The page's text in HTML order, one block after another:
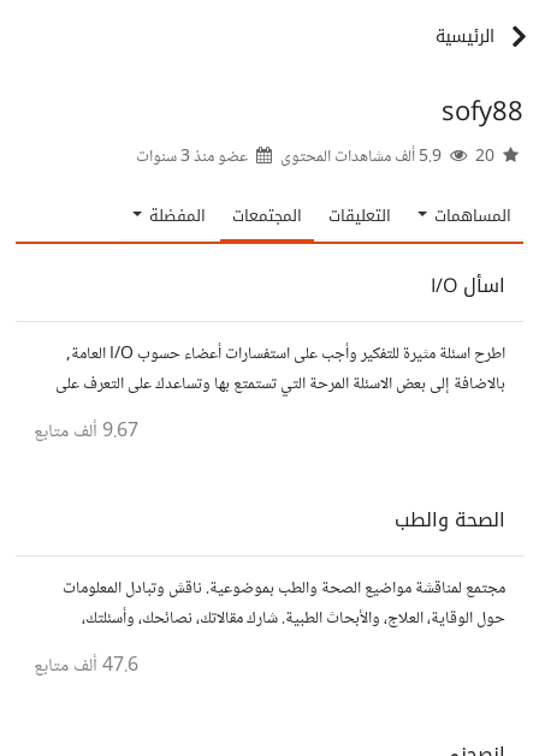
الرئيسية
sofy88
عضو منذ3 سنوات
المساهمات التعليقات المجتمعات المفضلة
اسأل I/O
اطرح اسئلة مثيرة للتفكير وأجب على استفسارات أعضاء حسوب I/O العامة,
بالاضافة إلى بعض الاسئلة المرحة التي تستمتع بها وتساعدك على التعرف على
9.67 ألف متابع
الصحة والطب
مجتمع لمناقشة مواضيع الصحة والطب بموضوعية. ناقش وتبادل المعلومات
حول الوقاية، العلاج، والأبحاث الطبية. شارك مقالاتك، نصائحك، وأسئلتك،
47.6 ألف متابع